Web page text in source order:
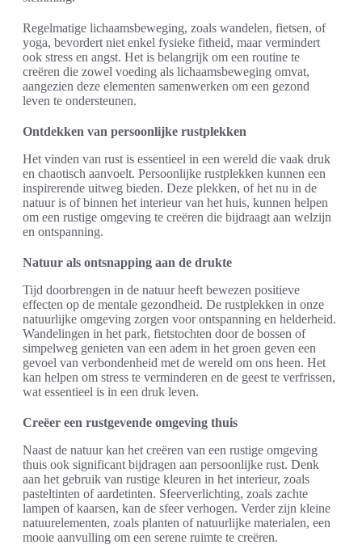
Regelmatige lichaamsbeweging, zoals wandelen, fietsen, of
yoga, bevordert niet enkel fysieke fitheid, maar vermindert
ook stress en angst. Het is belangrijk om een routine te
creëren die zowel voeding als lichaamsbeweging omvat,
aangezien deze elementen samenwerken om een gezond
leven te ondersteunen.
Ontdekken van persoonlijke rustplekken
Het vinden van rust is essentieel in een wereld die vaak druk
en chaotisch aanvoelt. Persoonlijke rustplekken kunnen een
inspirerende uitweg bieden. Deze plekken, of het nu in de
natuur is of binnen het interieur van het huis, kunnen helpen
om een rustige omgeving te creëren die bijdraagt aan welzijn
en ontspanning.
Natuur als ontsnapping aan de drukte
Tijd doorbrengen in de natuur heeft bewezen positieve
effecten op de mentale gezondheid. De rustplekken in onze
natuurlijke omgeving zorgen voor ontspanning en helderheid.
Wandelingen in het park, fietstochten door de bossen of
simpelweg genieten van een adem in het groen geven een
gevoel van verbondenheid met de wereld om ons heen. Het
kan helpen om stress te verminderen en de geest te verfrissen,
wat essentieel is in een druk leven.
Creëer een rustgevende omgeving thuis
Naast de natuur kan het creëren van een rustige omgeving
thuis ook significant bijdragen aan persoonlijke rust. Denk
aan het gebruik van rustige kleuren in het interieur, zoals
pasteltinten of aardetinten. Sfeerverlichting, zoals zachte
lampen of kaarsen, kan de sfeer verhogen. Verder zijn kleine
natuurelementen, zoals planten of natuurlijke materialen, een
mooie aanvulling om een serene ruimte te creëren.